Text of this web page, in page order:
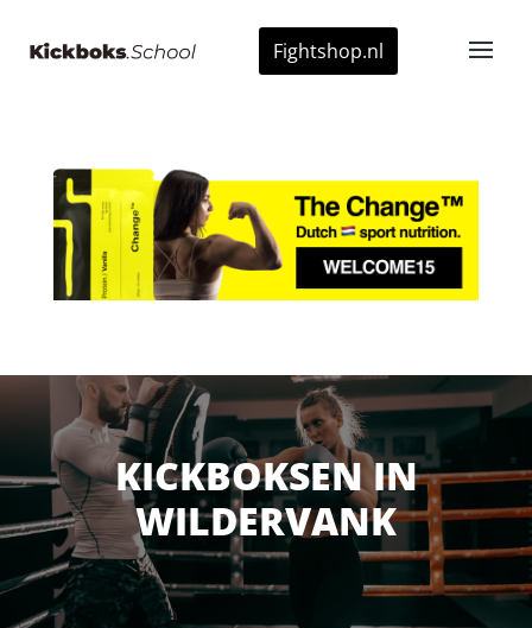
Fightshop.nl
KICKBOKSEN IN
WILDERVANK